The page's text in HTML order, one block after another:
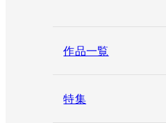
作品一覧
特集